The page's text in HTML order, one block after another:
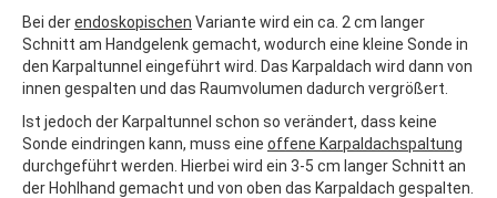
Bei derendoskopischen Variante wird ein ca. 2 cm langer
Schnitt am Handgelenk gemacht, wodurch eine kleine Sonde in
den Karpaltunnel eingeführt wird. Das Karpaldach wird dann von
innen gespalten und das Raumvolumen dadurch vergrößert.
Ist jedoch der Karpaltunnel schon so verändert, dass keine
Sonde eindringen kann, muss eine offene Karpaldachspaltung
durchgeführt werden. Hierbei wird ein 3-5 cm langer Schnitt an
der Hohlhand gemacht und von oben das Karpaldach gespalten.